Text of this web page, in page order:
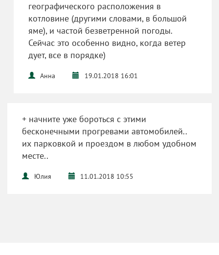
географического расположения в
котловине (другими словами, в большой
яме), и частой безветренной погоды.
Сейчас это особенно видно, когда ветер
дует, все в порядке)
Анна 19.01.2018 16:01
+ начните уже бороться с этими
бесконечными прогревами автомобилей..
их парковкой и проездом в любом удобном
месте..
Юлия 11.01.2018 10:55